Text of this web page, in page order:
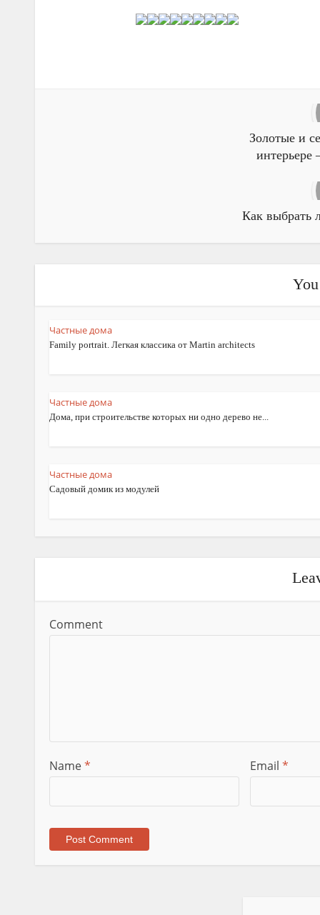
Золотые и
интерьере
Как выбрать
Частные дома
Family portrait. Легкая классика от Martin architects
Частные дома
Дома, при строительстве которых ни одно дерево не...
Частные дома
Садовый домик из модулей
Comment
Name* Email *